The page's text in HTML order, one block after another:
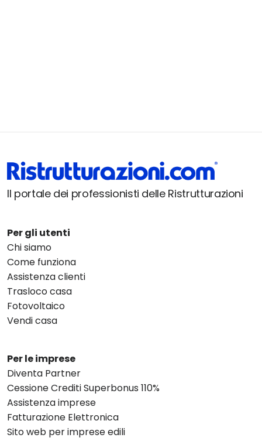
Il portale dei professionisti delle Ristrutturazioni
Per gli utenti
Chi siamo
Come funziona
Assistenza clienti
Trasloco casa
Fotovoltaico
Vendi casa
Per le imprese
Diventa Partner
Cessione Crediti Superbonus 110%
Assistenza imprese
Fatturazione Elettronica
Sito web per imprese edili